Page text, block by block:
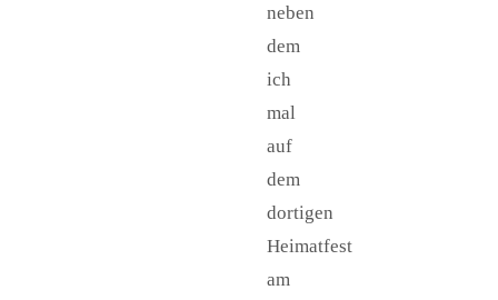
neben
dem
ich
mal
auf
dem
dortigen
Heimatfest
am